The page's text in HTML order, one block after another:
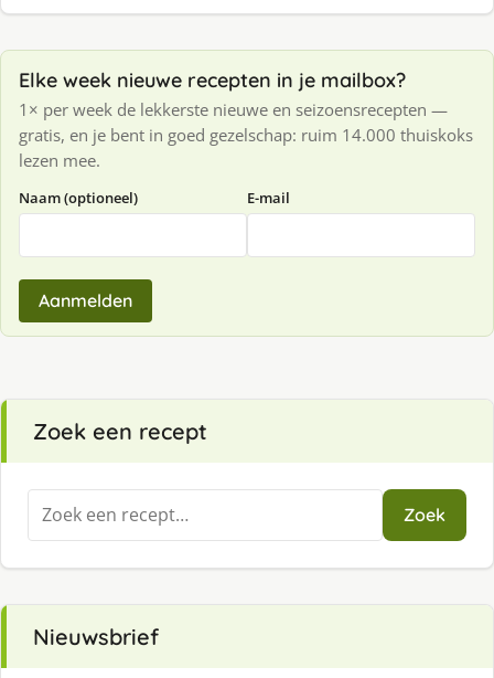
Elke week nieuwe recepten in je mailbox?
1× per week de lekkerste nieuwe en seizoensrecepten —
gratis, en je bent in goed gezelschap: ruim 14.000 thuiskoks
lezen mee.
Naam (optioneel) E-mail
Aanmelden
Zoek een recept
Zoeken
naar:
Zoek
Nieuwsbrief